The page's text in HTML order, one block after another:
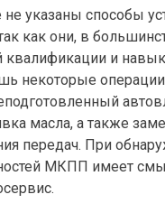
не указаны способы
как они, в
квалификации и
некоторые
масла, а также
передач. При
МКПП имеет